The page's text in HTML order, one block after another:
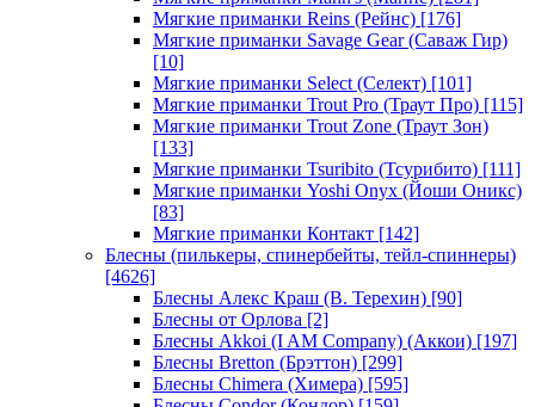
Мягкие приманки Reins (Рейнс) [176]
Мягкие приманки Savage Gear (Саваж Гир)
[10]
Мягкие приманки Select (Селект) [101]
Мягкие приманки Trout Pro (Траут Про) [115]
Мягкие приманки Trout Zone (Траут Зон)
[133]
Мягкие приманки Tsuribito (Тсурибито) [111]
Мягкие приманки Yoshi Onyx (Йоши Оникс)
[83]
Мягкие приманки Контакт [142]
Блесны (пилькеры, спинербейты, тейл-спиннеры)
[4626]
Блесны Алекс Краш (В. Терехин) [90]
Блесны от Орлова [2]
Блесны Akkoi (I AM Company) (Аккои) [197]
Блесны Bretton (Брэттон) [299]
Блесны Chimera (Химера) [595]